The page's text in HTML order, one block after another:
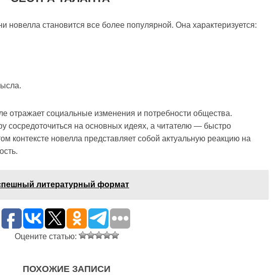
становится все более популярной. Она характеризуется:
отражает социальные изменения и потребности общества.
сосредоточиться на основных идеях, а читателю — быстро
контексте новелла представляет собой актуальную реакцию на
литературный формат
Оцените статью:
ПОХОЖИЕ ЗАПИСИ